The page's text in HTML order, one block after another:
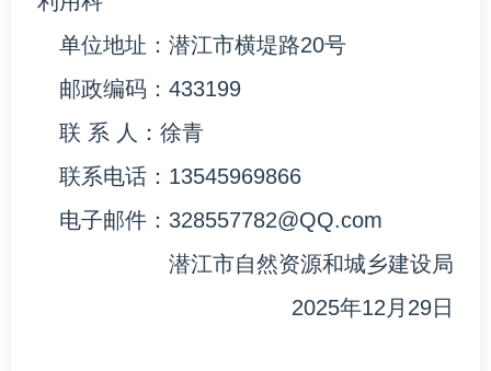
单位地址：潜江市横堤路20号
邮政编码：433199
联 系 人：徐青
联系电话：13545969866
电子邮件：328557782@QQ.com
潜江市自然资源和城乡建设局
2025年12月29日